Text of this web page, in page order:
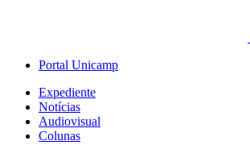
Portal Unicamp
Expediente
Notícias
Audiovisual
Colunas